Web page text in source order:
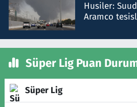
Husiler:
Aramco
Süper Lig Puan
Süper Lig